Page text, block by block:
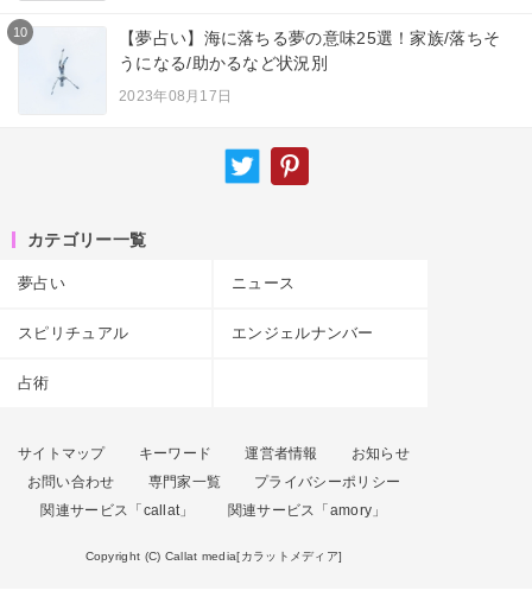
10
【夢占い】海に落ちる夢の意味25選！家族/落ちそ
うになる/助かるなど状況別
2023年08月17日
カテゴリー一覧
夢占い ニュース
スピリチュアル エンジェルナンバー
占術
サイトマップ キーワード 運営者情報
お知らせ
お問い合わせ
専門家一覧
プライバシーポリシー
関連サービス「callat」
関連サービス「amory」
Copyright (C) Callat media[カラットメディア]